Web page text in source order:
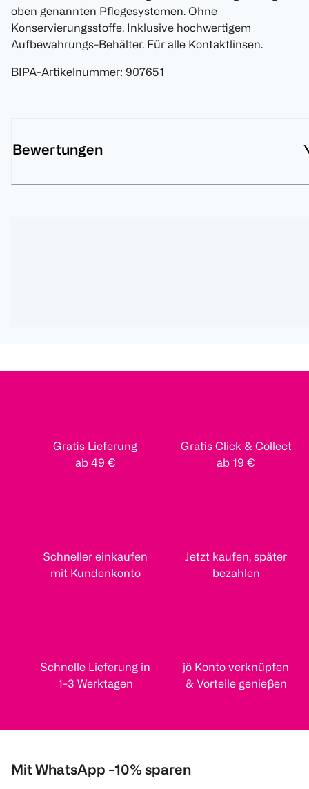
oben genannten Pflegesystemen. Ohne
Konservierungsstoffe. Inklusive hochwertigem
Aufbewahrungs-Behälter. Für alle Kontaktlinsen.
BIPA-Artikelnummer: 907651
Bewertungen
Gratis Lieferung
ab 49 €
Gratis Click & Collect
ab 19 €
Schneller einkaufen
mit Kundenkonto
Jetzt kaufen, später
bezahlen
Schnelle Lieferung in
1-3 Werktagen
jö Konto verknüpfen
& Vorteile genießen
Mit WhatsApp -10% sparen